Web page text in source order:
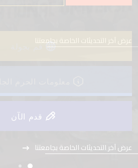
قم بجولة
قدم الآن
عرض آخر التحديثات الخاصة بجامعتنا
عرض آخر التحديثات الخاصة بجامعتنا